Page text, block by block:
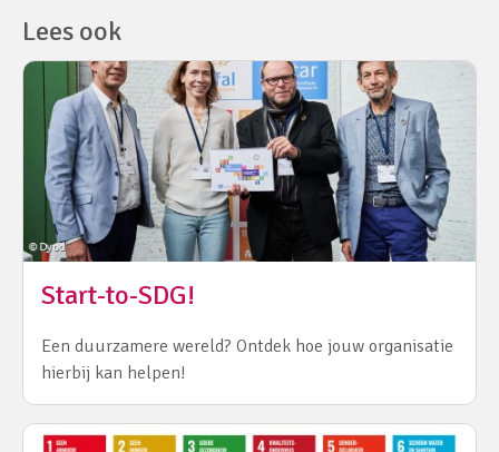
Lees ook
Start-to-SDG!
Een duurzamere wereld? Ontdek hoe jouw organisatie
hierbij kan helpen!